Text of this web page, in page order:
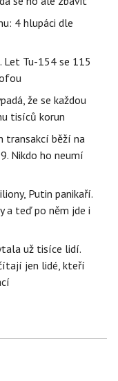
4 hlupáci dle
Let Tu-154 se 115
že se každou
tisíců korun
transakcí běží na
Nikdo ho neumí
Putin panikaří.
a teď po něm jde i
už tisíce lidí.
jen lidé, kteří